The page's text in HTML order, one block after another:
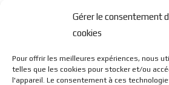
Gérer le consentement
cookies
Pour offrir les meilleures expériences, nous
telles que les cookies pour stocker et/ou
l'appareil. Le consentement à ces